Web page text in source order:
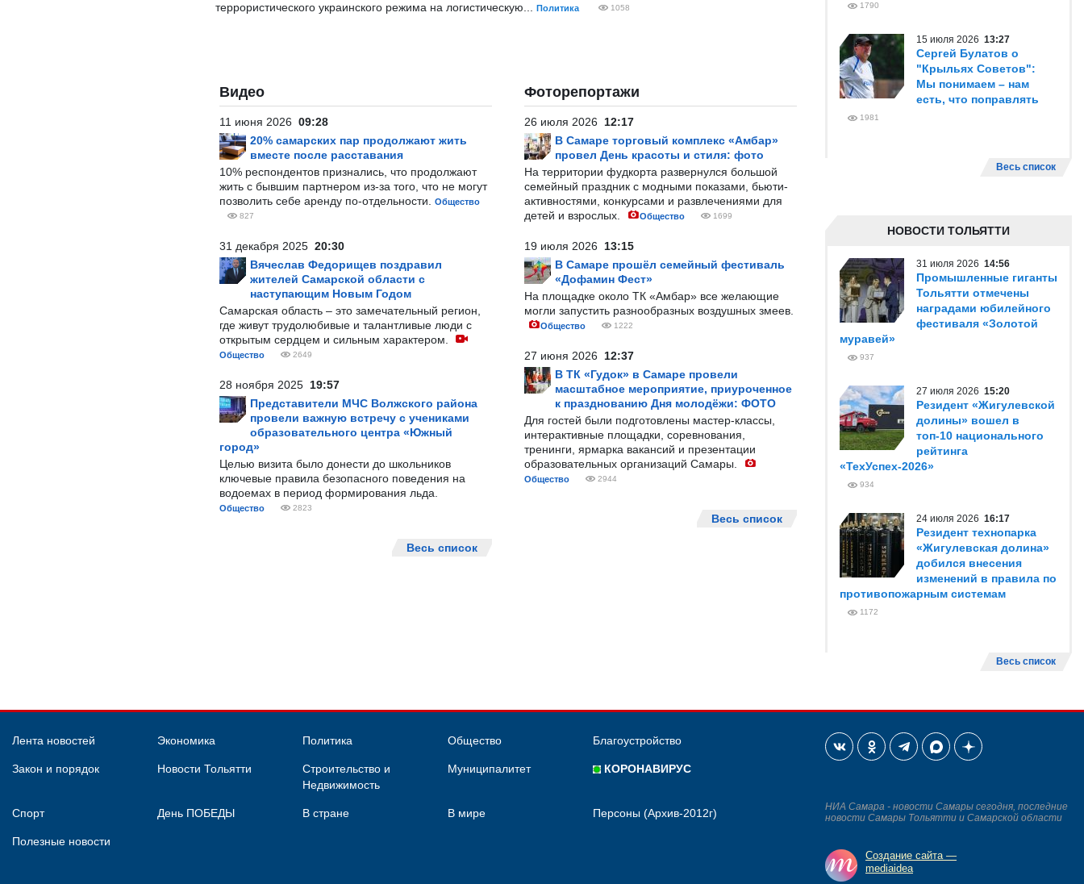
террористического украинского режима на логистическую...
Политика 1058
Видео
11 июня 2026 09:28
20% самарских пар продолжают жить
вместе после расставания
10% респондентов признались, что продолжают
жить с бывшим партнером из-за того, что не могут
позволить себе аренду по-отдельности.
Общество
827
31 декабря 2025 20:30
Вячеслав Федорищев поздравил
жителей Самарской области с
наступающим Новым Годом
Самарская область – это замечательный регион,
где живут трудолюбивые и талантливые люди с
открытым сердцем и сильным характером.
Общество 2649
28 ноября 2025 19:57
Представители МЧС Волжского района
провели важную встречу с учениками
образовательного центра «Южный
город»
Целью визита было донести до школьников
ключевые правила безопасного поведения на
водоемах в период формирования льда.
Общество 2823
Весь список
Фоторепортажи
26 июля 2026 12:17
В Самаре торговый комплекс «Амбар»
провел День красоты и стиля: фото
На территории фудкорта развернулся большой
семейный праздник с модными показами, бьюти-
активностями, конкурсами и развлечениями для
детей и взрослых.
Общество 1699
19 июля 2026 13:15
В Самаре прошёл семейный фестиваль
«Дофамин Фест»
На площадке около ТК «Амбар» все желающие
могли запустить разнообразных воздушных змеев.
Общество 1222
27 июня 2026 12:37
В ТК «Гудок» в Самаре провели
масштабное мероприятие, приуроченное
к празднованию Дня молодёжи: ФОТО
Для гостей были подготовлены мастер-классы,
интерактивные площадки, соревнования,
тренинги, ярмарка вакансий и презентации
образовательных организаций Самары.
Общество 2944
Весь список
1790
15 июля 2026 13:27
Сергей Булатов о
"Крыльях Советов":
Мы понимаем – нам
есть, что поправлять
1981
Весь список
НОВОСТИ ТОЛЬЯТТИ
31 июля 2026 14:56
Промышленные гиганты
Тольятти отмечены
наградами юбилейного
фестиваля «Золотой
муравей»
937
27 июля 2026 15:20
Резидент «Жигулевской
долины» вошел в
топ-10 национального
рейтинга
«ТехУспех-2026»
934
24 июля 2026 16:17
Резидент технопарка
«Жигулевская долина»
добился внесения
изменений в правила по
противопожарным системам
1172
Весь список
Лента новостей Экономика Политика Общество Благоустройство
Закон и порядок Новости Тольятти
Строительство и
Недвижимость
Муниципалитет КОРОНАВИРУС
Спорт День ПОБЕДЫ В стране В мире Персоны (Архив-2012г)
Полезные новости
НИА Самара - новости Самары сегодня, последние
новости Самары Тольятти и Самарской области
Создание сайта —
mediaidea